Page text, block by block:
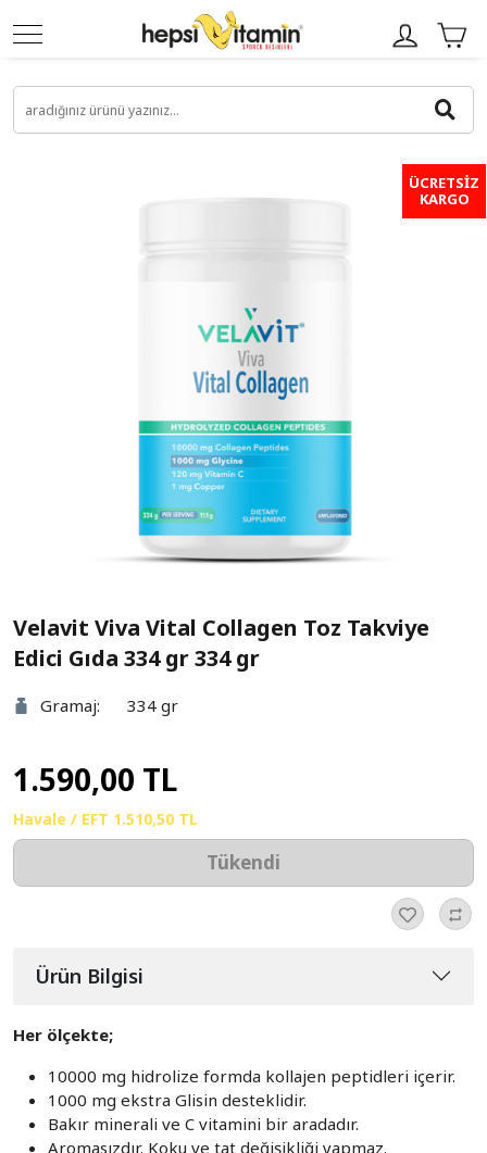
ÜCRETSİZ
KARGO
Velavit Viva Vital Collagen Toz Takviye
Edici Gıda 334 gr 334 gr
Gramaj: 334 gr
1.590,00 TL
Havale / EFT 1.510,50 TL
Tükendi
Ürün Bilgisi
Her ölçekte;
10000 mg hidrolize formda kollajen peptidleri içerir.
1000 mg ekstra Glisin desteklidir.
Bakır minerali ve C vitamini bir aradadır.
Aromasızdır. Koku ve tat değişikliği yapmaz.